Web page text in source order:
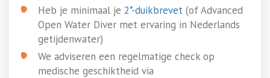
Heb je minimaal je 2*-duikbrevet (of Advanced
Open Water Diver met ervaring in Nederlands
getijdenwater)
We adviseren een regelmatige check op
medische geschiktheid via